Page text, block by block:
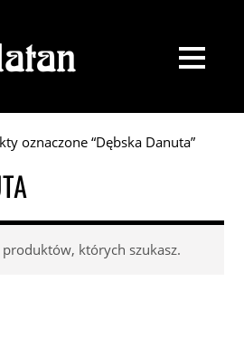
oznaczone “Dębska Danuta”
których szukasz.